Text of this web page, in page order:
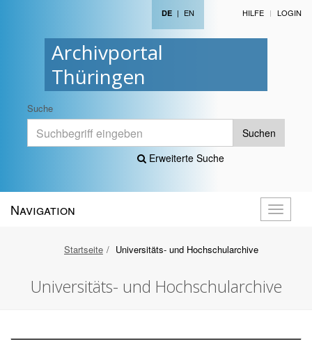
Archivportal
Thüringen
DE | EN HILFE LOGIN
Suche
Suchen
Erweiterte Suche
öffnen
Navigation
Startseite Universitäts- und Hochschularchive
Universitäts- und Hochschularchive